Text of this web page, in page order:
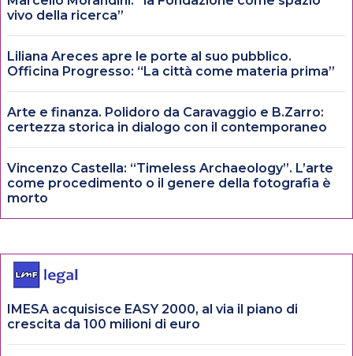
vivo della ricerca”
Liliana Areces apre le porte al suo pubblico.
Officina Progresso: “La città come materia prima”
Arte e finanza. Polidoro da Caravaggio e B.Zarro:
certezza storica in dialogo con il contemporaneo
Vincenzo Castella: “Timeless Archaeology”. L’arte
come procedimento o il genere della fotografia è
morto
IMESA acquisisce EASY 2000, al via il piano di
crescita da 100 milioni di euro